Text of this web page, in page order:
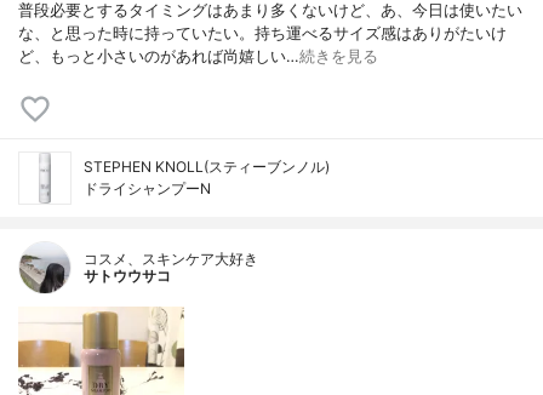
普段必要とするタイミングはあまり多くないけど、あ、今日は使いたい
な、と思った時に持っていたい。持ち運べるサイズ感はありがたいけ
ど、もっと小さいのがあれば尚嬉しい…続きを見る
STEPHEN KNOLL(スティーブンノル)
ドライシャンプーN
コスメ、スキンケア大好き
サトウウサコ